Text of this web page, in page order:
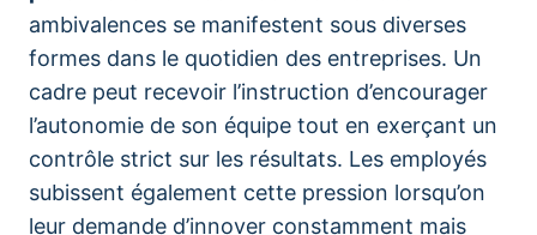
ambivalences se manifestent sous diverses
formes dans le quotidien des entreprises. Un
cadre peut recevoir l’instruction d’encourager
l’autonomie de son équipe tout en exerçant un
contrôle strict sur les résultats. Les employés
subissent également cette pression lorsqu’on
leur demande d’innover constamment mais